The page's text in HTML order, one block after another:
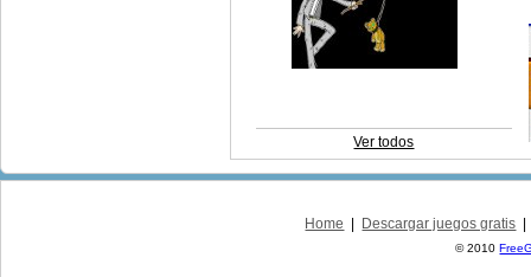
Ver todos
Home Descargar juegos gratis
© 2010